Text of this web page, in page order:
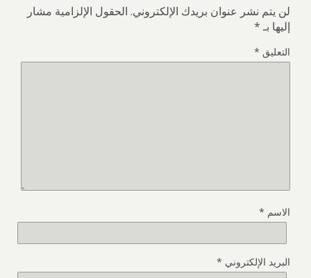
لن يتم نشر عنوان بريدك الإلكتروني. الحقول الإلزامية مشار
إليها بـ*
التعليق *
الاسم *
البريد الإلكتروني *